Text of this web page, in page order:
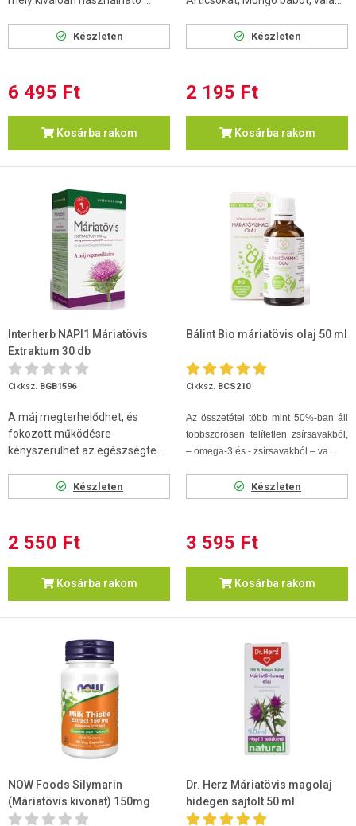
Készleten
6 495 Ft
Kosárba rakom
Készleten
2 195 Ft
Kosárba rakom
Interherb NAPI1 Máriatövis
Extraktum 30 db
Cikksz. BGB1596
A máj megterhelődhet, és
fokozott működésre
kényszerülhet az egészségte...
Készleten
2 550 Ft
Kosárba rakom
Bálint Bio máriatövis olaj 50 ml
Cikksz. BCS210
Az összetétel több mint 50%-ban áll
többszörösen telítetlen zsírsavakból,
– omega-3 és - zsírsavakból – va...
Készleten
3 595 Ft
Kosárba rakom
NOW Foods Silymarin
(Máriatövis kivonat) 150mg
kapszula 60db
Dr. Herz Máriatövis magolaj
hidegen sajtolt 50 ml